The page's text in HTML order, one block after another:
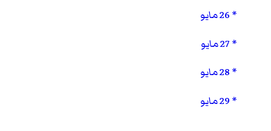
26 مايو
27 مايو
28 مايو
29 مايو